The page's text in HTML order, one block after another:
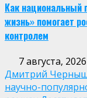
Как национальный
жизнь» помогает
контролем
7 августа, 2026
Дмитрий
научно-